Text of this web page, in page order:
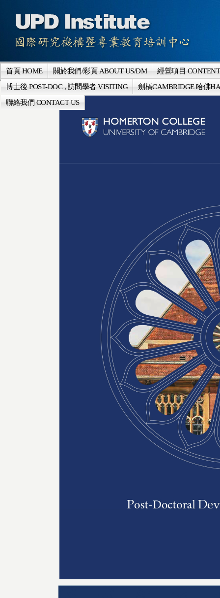
首頁 HOME 關於我們/彩頁 ABOUT US/DM
經營項目 CONTENT
博士後 POST-DOC , 訪問學者 VISITING
劍橋CAMBRIDGE 哈佛
聯絡我們 CONTACT US